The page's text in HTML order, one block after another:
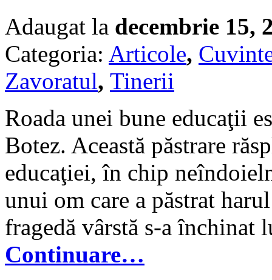
Adaugat la decembrie 15,
Categoria: Articole,
Zavoratul, Tinerii
Roada unei bune educaţii
Botez. Această păstrare
educaţiei, în chip
unui om care a păstrat
fragedă vârstă s-a închinat
Continuare…